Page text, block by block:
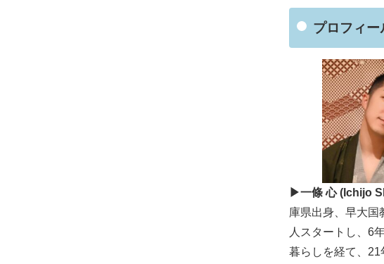
プロフィー
▶一條 心 (Ichijo
庫県出身、早大国
人スタートし、6
暮らしを経て、